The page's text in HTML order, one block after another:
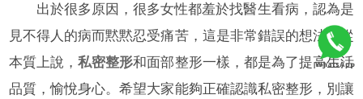
出於很多原因，很多女性都羞於找醫生看病，認為是
見不得人的病而黙黙忍受痛苦，這是非常錯誤的想法。從
本質上說，私密整形和面部整形一樣，都是為了提高生活
品質，愉悅身心。希望大家能夠正確認識私密整形，別讓